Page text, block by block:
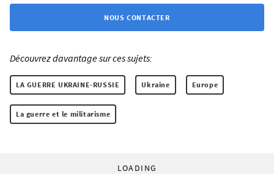
NOUS CONTACTER
Découvrez davantage sur ces sujets:
LA GUERRE UKRAINE-RUSSIE Ukraine Europe
La guerre et le militarisme
LOADING